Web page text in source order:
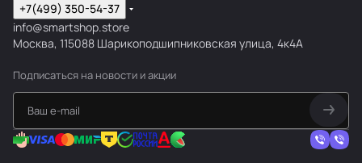
+7(499) 350-54-37
info@smartshop.store
Москва, 115088 Шарикоподшипниковская улица, 4к4А
Подписаться на новости и акции